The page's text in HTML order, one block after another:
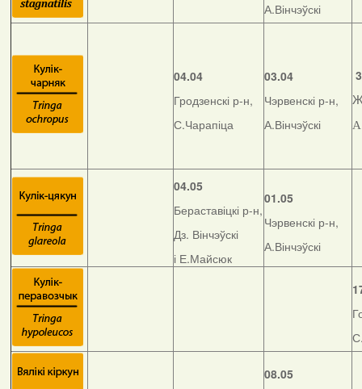
А.Вінчэўскі
04.04
Гродзенскі р-н,
С.Чарапіца
03.04
Чэрвенскі р-н,
А.Вінчэўскі
04.05
Бераставіцкі р-н,
Дз. Вінчэўскі
і Е.Майсюк
01.05
Чэрвенскі р-н,
А.Вінчэўскі
08.05